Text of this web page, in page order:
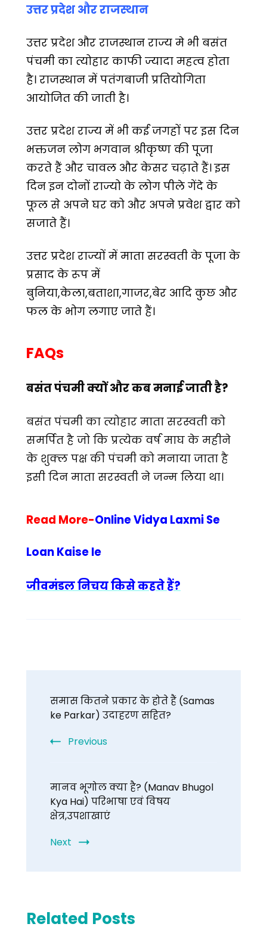
उत्तर प्रदेश और राजस्थान
उत्तर प्रदेश और राजस्थान राज्य मे भी बसंत
पंचमी का त्योहार काफी ज्यादा महत्व होता
है। राजस्थान में पतंगबाजी प्रतियोगिता
आयोजित की जाती है।
उत्तर प्रदेश राज्य में भी कई जगहों पर इस दिन
भक्तजन लोग भगवान श्रीकृष्ण की पूजा
करते हैं और चावल और केसर चढ़ाते हैं। इस
दिन इन दोनों राज्यो के लोग पीले गेंदे के
फूल से अपने घर को और अपने प्रवेश द्वार को
सजाते हैं।
उत्तर प्रदेश राज्यों में माता सरस्वती के पूजा के
प्रसाद के रूप में
बुनिया,केला,बताशा,गाजर,बेर आदि कुछ और
फल के भोग लगाए जाते हैं।
FAQs
बसंत पंचमी क्यों और कब मनाई जाती है?
बसंत पंचमी का त्योहार माता सरस्वती को
समर्पित है जो कि प्रत्येक वर्ष माघ के महीने
के शुक्ल पक्ष की पंचमी को मनाया जाता है
इसी दिन माता सरस्वती ने जन्म लिया था।
Read More-Online Vidya Laxmi Se
Loan Kaise le
जीवमंडल निचय किसे कहते हैं?
Navigation
समास कितने प्रकार के होते हैं (Samas
ke Parkar) उदाहरण सहित?
Previous
मानव भूगोल क्या है? (Manav Bhugol
Kya Hai) परिभाषा एवं विषय
क्षेत्र,उपशाखाएं
Next
Related Posts